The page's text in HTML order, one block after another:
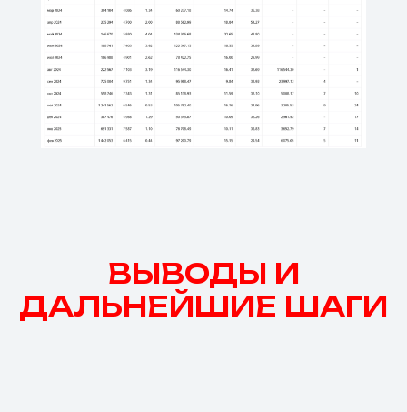
ВЫВОДЫ И
ДАЛЬНЕЙШИЕ ШАГИ